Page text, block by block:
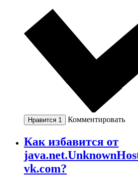
Нравится 1 Комментировать
Как избавится от
vk.com?